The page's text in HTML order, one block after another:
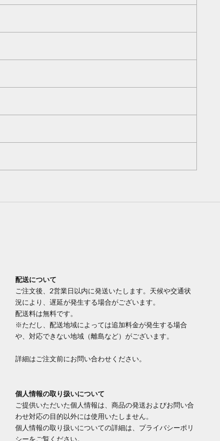
配送について
ご注文後、2営業日以内に発送いたします。天候や交通状
況により、遅延が発生する場合がございます。
配送料は無料です。
※ただし、配送地域によっては追加料金が発生する場合
や、対応できない地域（離島など）がございます。
詳細はご注文前にお問い合わせください。
個人情報の取り扱いについて
ご提供いただいた個人情報は、商品の発送およびお問い合
わせ対応の目的以外には使用いたしません。
個人情報の取り扱いについての詳細は、プライバシーポリ
シーをご覧ください。